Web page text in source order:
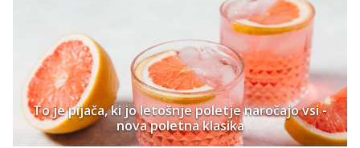
To je pijača, ki jo letošnje poletje naročajo vsi -
nova poletna klasika